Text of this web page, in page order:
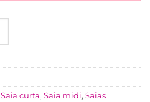
Saia curta, Saia midi, Saias